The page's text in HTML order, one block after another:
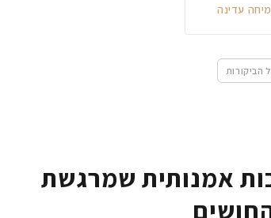
עדינה
הביקורות
אמנותית שמרגשת